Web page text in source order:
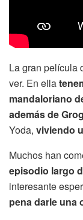
La gran película
ver. En ella
mandaloriano
además de
Yoda, viviendo
Muchos han
episodio largo
interesante
pena darle una